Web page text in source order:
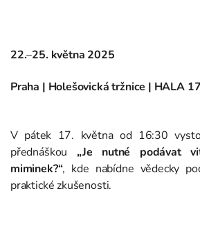
22.–25. května 2025
Praha | Holešovická tržnice | HALA 17
V pátek 17. května od 16:30
přednáškou „Je nutné podávat
miminek?“, kde nabídne vědecky
praktické zkušenosti.